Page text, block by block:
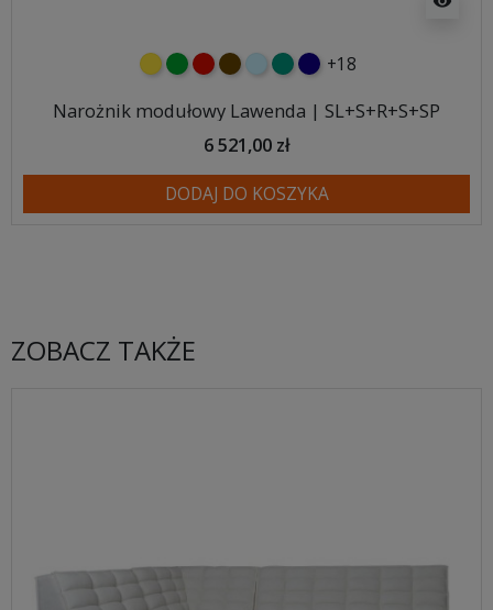
żółtyzielonyczerwony
czekoladowy
błękitnyturkusowy
granatowy
+18
Narożnik modułowy Lawenda | SL+S+R+S+SP
6 521,00 zł
DODAJ DO KOSZYKA
ZOBACZ TAKŻE